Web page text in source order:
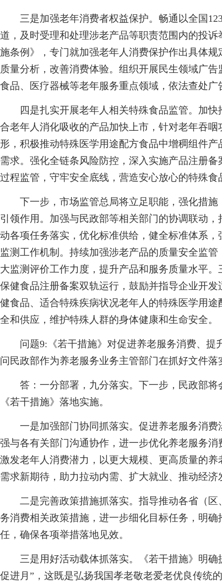
三是加强老年消费者权益保护。畅通以全国
道，及时受理和处理涉老产品等职责范围内的投
施条例》，专门就加强老年人消费保护作出具体
质量分析，改善消费体验。组织开展民生领域广
食品、医疗器械等老年服务重点领域，依法查处广
四是扎实开展老年人相关特殊食品监管。加快
合老年人消化吸收的产品加快上市，针对老年吞
形，积极推动特殊医学用途配方食品中增稠组件
需求。强化全链条风险防控，深入实施产品注册
过程监管，守牢安全底线，营造安心放心的特殊食
下一步，市场监管总局将立足职能，强化措施
引领作用。加强与民政部等相关部门的协调联动
动各项任务落实，优化标准供给，健全标准体系
监测工作机制。持续加强涉老产品的质量安全监
大监测评价工作力度，提升产品和服务质量水平
保健食品注册备案双轨运行，鼓励并指导企业开
健食品、适合特殊疾病状况老年人的特殊医学用
全和供应，维护特殊人群的身体健康和生命安全。
问题9:《若干措施》对促进养老服务消费、
问民政部作为养老服务业务主管部门在抓好文件落
答：一分部署，九分落实。下一步，民政部将
《若干措施》落地实施。
一是加强部门协同抓落实。促进养老服务消费
强与各有关部门沟通协作，进一步优化养老服务
激发老年人消费潜力，以更大规模、更高质量的
需求新期待，助力拉动内需、扩大就业、推动经济
二是完善政策措施抓落实。指导推动各省（区
务消费相关政策措施，进一步细化目标任务，明
任，确保各项举措落地见效。
三是用好活动载体抓落实。《若干措施》明确
促进月”，这既是弘扬我国孝老敬老爱老优良传统